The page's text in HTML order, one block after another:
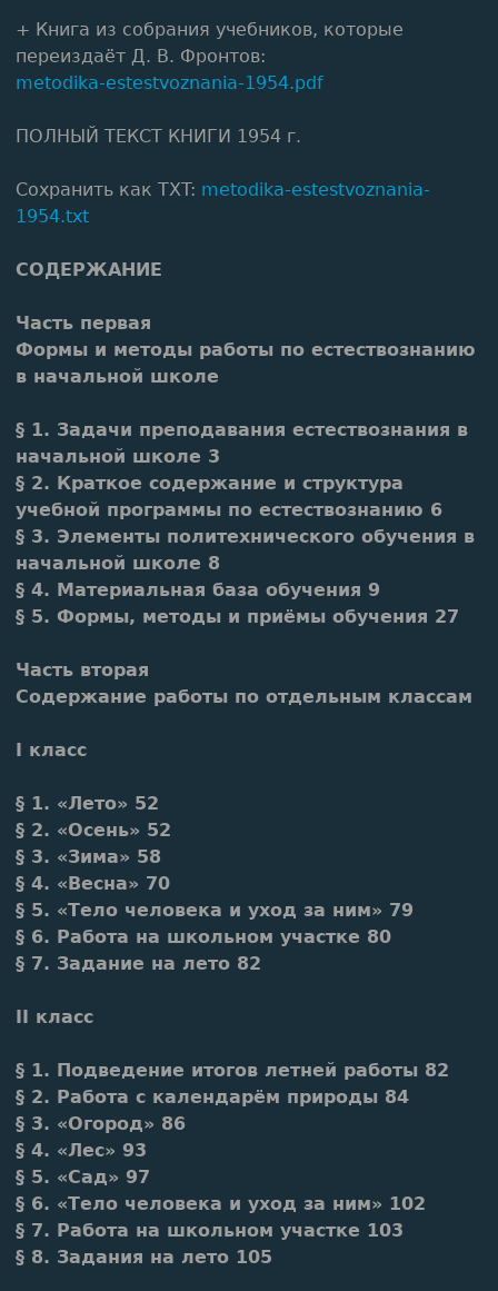
+ Книга из собрания учебников, которые
переиздаёт Д. В. Фронтов:
metodika-estestvoznania-1954.pdf
ПОЛНЫЙ ТЕКСТ КНИГИ 1954 г.
Сохранить как TXT: metodika-estestvoznania-
1954.txt
СОДЕРЖАНИЕ
Часть первая
Формы и методы работы по естествознанию
в начальной школе
§ 1. Задачи преподавания естествознания в
начальной школе 3
§ 2. Краткое содержание и структура
учебной программы по естествознанию 6
§ 3. Элементы политехнического обучения в
начальной школе 8
§ 4. Материальная база обучения 9
§ 5. Формы, методы и приёмы обучения 27
Часть вторая
Содержание работы по отдельным классам
I класс
§ 1. «Лето» 52
§ 2. «Осень» 52
§ 3. «Зима» 58
§ 4. «Весна» 70
§ 5. «Тело человека и уход за ним» 79
§ 6. Работа на школьном участке 80
§ 7. Задание на лето 82
II класс
§ 1. Подведение итогов летней работы 82
§ 2. Работа с календарём природы 84
§ 3. «Огород» 86
§ 4. «Лес» 93
§ 5. «Сад» 97
§ 6. «Тело человека и уход за ним» 102
§ 7. Работа на школьном участке 103
§ 8. Задания на лето 105